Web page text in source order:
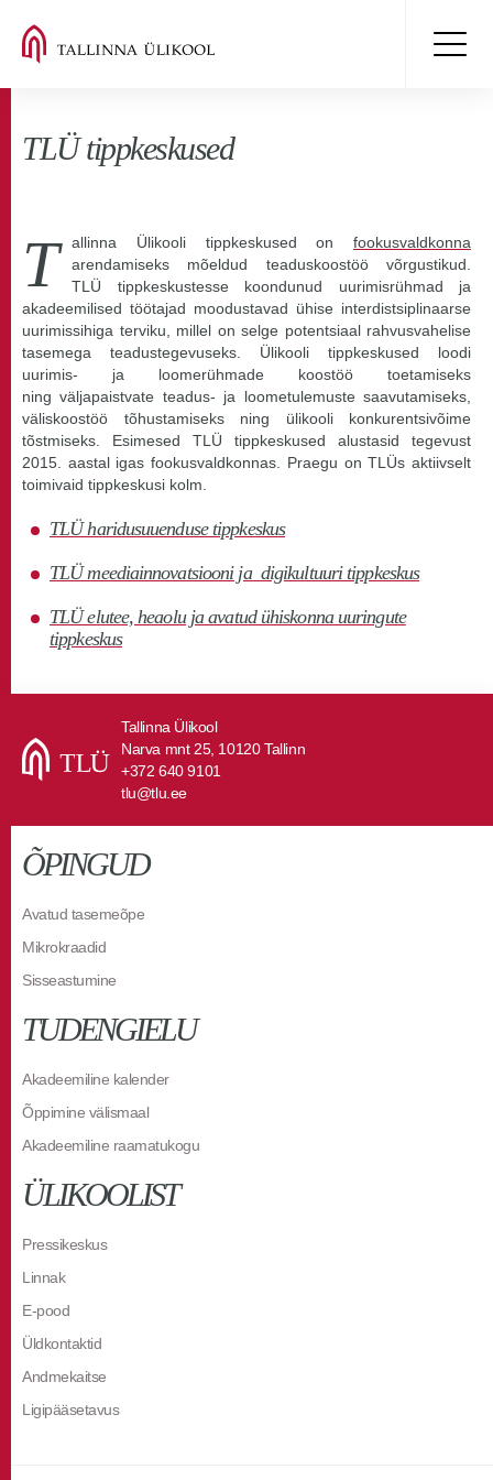
TLÜ tippkeskused
T allinna Ülikooli tippkeskused on fookusvaldkonna
arendamiseks mõeldud teaduskoostöö võrgustikud.
TLÜ tippkeskustesse koondunud uurimisrühmad ja
akadeemilised töötajad moodustavad ühise interdistsiplinaarse
uurimissihiga terviku, millel on selge potentsiaal rahvusvahelise
tasemega teadustegevuseks. Ülikooli tippkeskused loodi
uurimis- ja loomerühmade koostöö toetamiseks
ning väljapaistvate teadus- ja loometulemuste saavutamiseks,
väliskoostöö tõhustamiseks ning ülikooli konkurentsivõime
tõstmiseks. Esimesed TLÜ tippkeskused alustasid tegevust
2015. aastal igas fookusvaldkonnas. Praegu on TLÜs aktiivselt
toimivaid tippkeskusi kolm.
TLÜ haridusuuenduse tippkeskus
TLÜ meediainnovatsiooni ja digikultuuri tippkeskus
TLÜ elutee, heaolu ja avatud ühiskonna uuringute
tippkeskus
Tallinna Ülikool
Narva mnt 25, 10120 Tallinn
+372 640 9101
tlu@tlu.ee
ÕPINGUD
Avatud tasemeõpe
Mikrokraadid
Sisseastumine
TUDENGIELU
Akadeemiline kalender
Õppimine välismaal
Akadeemiline raamatukogu
ÜLIKOOLIST
Pressikeskus
Linnak
E-pood
Üldkontaktid
Andmekaitse
Ligipääsetavus